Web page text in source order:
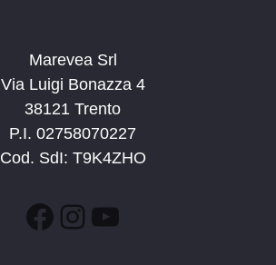
Marevea Srl
Via Luigi Bonazza 4
38121 Trento
P.I. 02758070227
Cod. SdI: T9K4ZHO
Facebook
Instagram
YouTube